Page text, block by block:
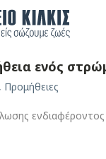
ενός
, Προμήθειες